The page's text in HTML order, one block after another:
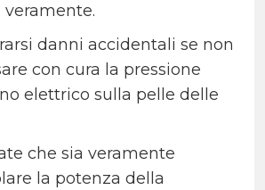
danni accidentali se non
con cura la pressione
elettrico sulla pelle delle
che sia veramente
la potenza della